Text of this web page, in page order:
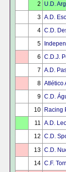
2
U.D.
3 A.D.
4 C.D.
5
6 C.D.J.
7 A.D.
8 Atlético
9 C.D.
10
Racing
11 A.D.
12 C.D.
13 C.D.
14 C.F.